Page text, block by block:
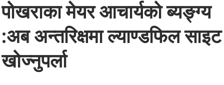
पोखराका मेयर आचार्यको ब्यङ्ग्य
:अब अन्तरिक्षमा ल्याण्डफिल साइट
खोज्नुपर्ला